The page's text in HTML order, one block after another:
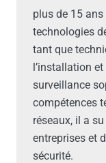
plus de 15 ans
technologies
tant que
l’installation
surveillance
compétences
réseaux, il a
entreprises et
sécurité.